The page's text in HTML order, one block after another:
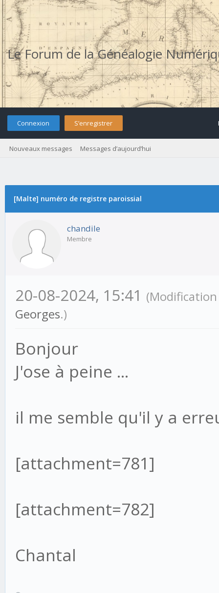
Le Forum de la Généalogie
Connexion S’enregistrer
Nouveaux messages Messages d’aujourd’hui
[Malte] numéro de registre paroissial
chandile
Membre
20-08-2024, 15:41
Georges.)
Bonjour
J'ose à peine ...
il me semble qu'il y a
[attachment=781]
[attachment=782]
Chantal